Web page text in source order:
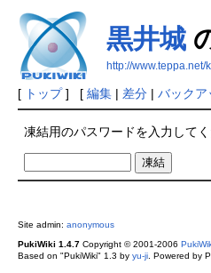
黒井城
http://
[ トップ] [ 編集| 差分| バックア
凍結用のパスワードを入力してく
Site admin: anonymous
PukiWiki 1.4.7Copyright © 2001-2006
Based on "PukiWiki" 1.3 by yu-ji. Powered by